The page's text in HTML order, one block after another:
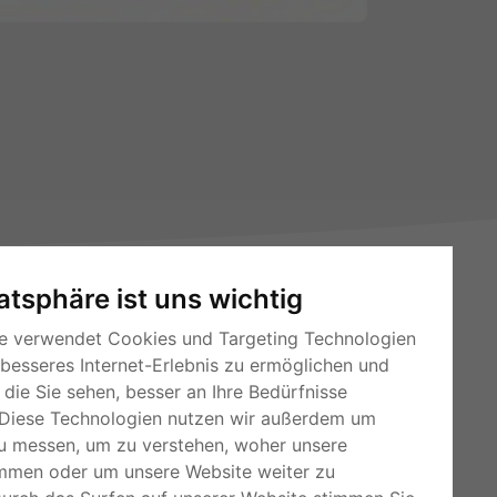
ist uns wichtig
verwendet Cookies und Targeting Technologien
Internet-Erlebnis zu ermöglichen und
Sie sehen, besser an Ihre Bedürfnisse
Technologien nutzen wir außerdem um
messen, um zu verstehen, woher unsere
oder um unsere Website weiter zu
RSS-Feeds
Für Webmaster